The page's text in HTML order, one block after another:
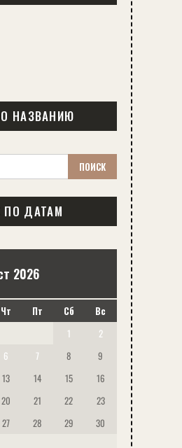
НАЗВАНИЮ
ПО ДАТАМ
2026
Чт Пт Сб
Вс
1
2
6 7 8
9
13 14 15
16
20 21 22
23
27 28 29
30